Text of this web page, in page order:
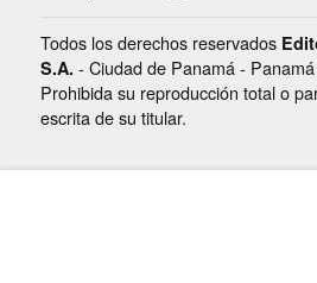
Todos los derechos reservados
S.A. - Ciudad de Panamá -
Prohibida su reproducción total o
escrita de su titular.